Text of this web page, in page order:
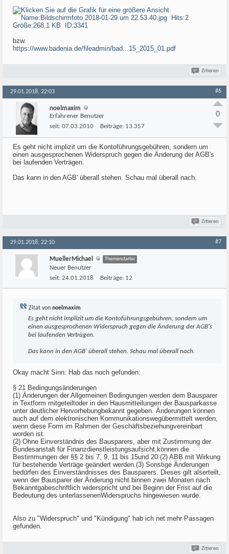
bzw.
https://www.badenia.de/fileadmin/bad...15_2015_01.pdf
Zitieren
29.01.2018, 22:03 #6
noelmaxim
Erfahrener Benutzer
seit: 07.03.2010 Beiträge: 13.357
0
Es geht nicht implizit um die Kontoführungsgebühren, sondern um
einen ausgesprochenen Widerspruch gegen die Änderung der AGB's
bei laufenden Verträgen.
Das kann in den AGB' überall stehen. Schau mal überall nach.
Zitieren
29.01.2018, 22:10 #7
MuellerMichael Themenstarter
Neuer Benutzer
seit: 24.01.2018 Beiträge: 12
Zitat von noelmaxim
Es geht nicht implizit um die Kontoführungsgebühren, sondern um
einen ausgesprochenen Widerspruch gegen die Änderung der AGB's
bei laufenden Verträgen.
Das kann in den AGB' überall stehen. Schau mal überall nach.
Okay macht Sinn: Hab das noch gefunden:
§ 21 Bedingungsänderungen
(1) Änderungen der Allgemeinen Bedingungen werden dem Bausparer
in Textform mitgeteiltoder in den Hausmitteilungen der Bausparkasse
unter deutlicher Hervorhebungbekannt gegeben. Änderungen können
auch auf dem elektronischen Kommunikationswegübermittelt werden,
wenn diese Form im Rahmen der Geschäftsbeziehungvereinbart
worden ist.
(2) Ohne Einverständnis des Bausparers, aber mit Zustimmung der
Bundesanstalt für Finanzdienstleistungsaufsicht,können die
Bestimmungen der §§ 2 bis 7, 9, 11 bis 15und 20 (2) ABB mit Wirkung
für bestehende Verträge geändert werden.(3) Sonstige Änderungen
bedürfen des Einverständnisses des Bausparers. Dieses gilt alserteilt,
wenn der Bausparer der Änderung nicht binnen zwei Monaten nach
Bekanntgabeschriftlich widerspricht und bei Beginn der Frist auf die
Bedeutung des unterlassenenWiderspruchs hingewiesen wurde.
Also zu "Widerspruch" und "Kündigung" hab ich net mehr Passagen
gefunden.
Zitieren